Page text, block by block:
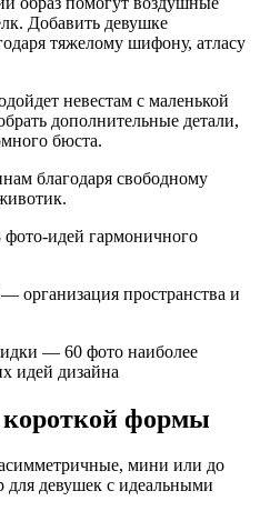
Добавить девушке
тяжелому шифону, атласу
невестам с маленькой
дополнительные детали,
бюста.
благодаря свободному
идей гармоничного
организация пространства и
— 60 фото наиболее
идей дизайна
формы
мини или до
девушек с идеальными